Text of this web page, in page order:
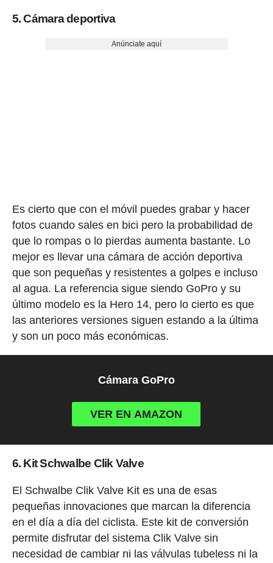
5. Cámara deportiva
Anúnciate aquí
Es cierto que con el móvil puedes grabar y hacer
fotos cuando sales en bici pero la probabilidad de
que lo rompas o lo pierdas aumenta bastante. Lo
mejor es llevar una cámara de acción deportiva
que son pequeñas y resistentes a golpes e incluso
al agua. La referencia sigue siendo GoPro y su
último modelo es la Hero 14, pero lo cierto es que
las anteriores versiones siguen estando a la última
y son un poco más económicas.
Cámara GoPro
VER EN AMAZON
6. Kit Schwalbe Clik Valve
El Schwalbe Clik Valve Kit es una de esas
pequeñas innovaciones que marcan la diferencia
en el día a día del ciclista. Este kit de conversión
permite disfrutar del sistema Clik Valve sin
necesidad de cambiar ni las válvulas tubeless ni la